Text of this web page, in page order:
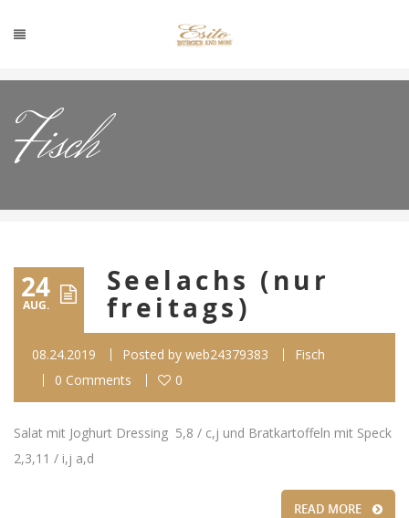
Fisch
24
AUG.
Seelachs (nur
freitags)
08.24.2019 Posted by web24379383
Fisch
0 Comments
0
Salat mit Joghurt Dressing 5,8 / c,j und Bratkartoffeln mit Speck
2,3,11 / i,j a,d
READ MORE